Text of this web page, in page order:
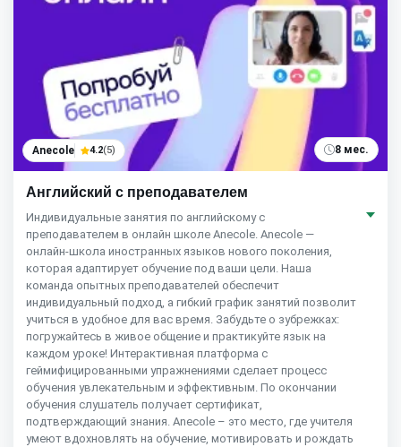
Anecole 4.2(5) 8 мес.
Английский с преподавателем
Индивидуальные занятия по английскому с
преподавателем в онлайн школе Anecole. Anecole —
онлайн-школа иностранных языков нового поколения,
которая адаптирует обучение под ваши цели. Наша
команда опытных преподавателей обеспечит
индивидуальный подход, а гибкий график занятий позволит
учиться в удобное для вас время. Забудьте о зубрежках:
погружайтесь в живое общение и практикуйте язык на
каждом уроке! Интерактивная платформа с
геймифицированными упражнениями сделает процесс
обучения увлекательным и эффективным. По окончании
обучения слушатель получает сертификат,
подтверждающий знания. Anecole – это место, где учителя
умеют вдохновлять на обучение, мотивировать и рождать